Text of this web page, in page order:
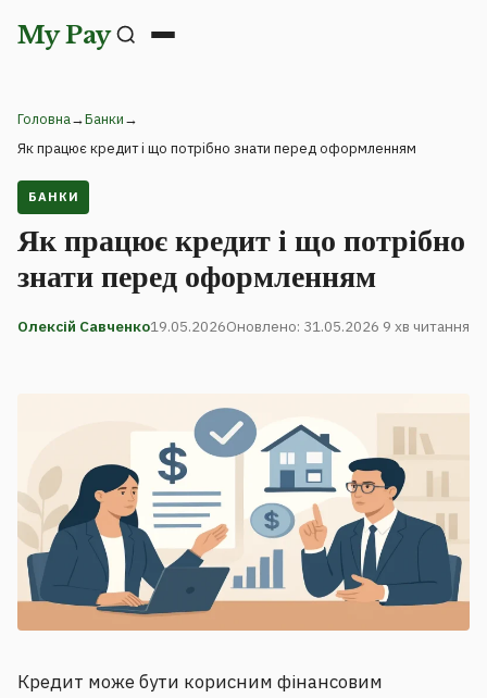
My Pay
Головна→Банки→
Як працює кредит і що потрібно знати перед оформленням
БАНКИ
Як працює кредит і що потрібно
знати перед оформленням
Олексій Савченко19.05.2026Оновлено: 31.05.2026 9 хв читання
Кредит може бути корисним фінансовим